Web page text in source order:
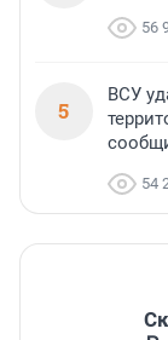
56
5
ВСУ
54